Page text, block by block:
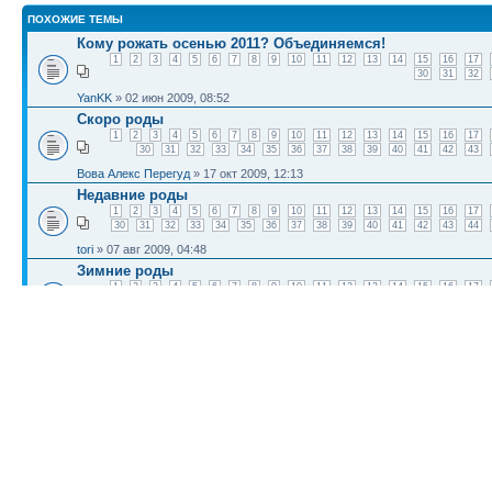
ПОХОЖИЕ ТЕМЫ
Кому рожать осенью 2011? Объединяемся!
1 2 3 4 5 6 7 8 9 10 11 12 13 14 15 16
17
30
31 32
YanKK » 02 июн 2009, 08:52
Скоро роды
1 2 3 4 5 6 7 8 9 10 11 12 13 14 15 16
17
30
31 32 33 34 35 36 37 38 39 40 41 42 43
Вова Алекс Перегуд » 17 окт 2009, 12:13
Недавние роды
1 2 3 4 5 6 7 8 9 10 11 12 13 14 15 16
17
30
31 32 33 34 35 36 37 38 39 40 41 42 43 44
tori » 07 авг 2009, 04:48
Зимние роды
1 2 3 4 5 6 7 8 9 10 11 12 13 14 15 16
17